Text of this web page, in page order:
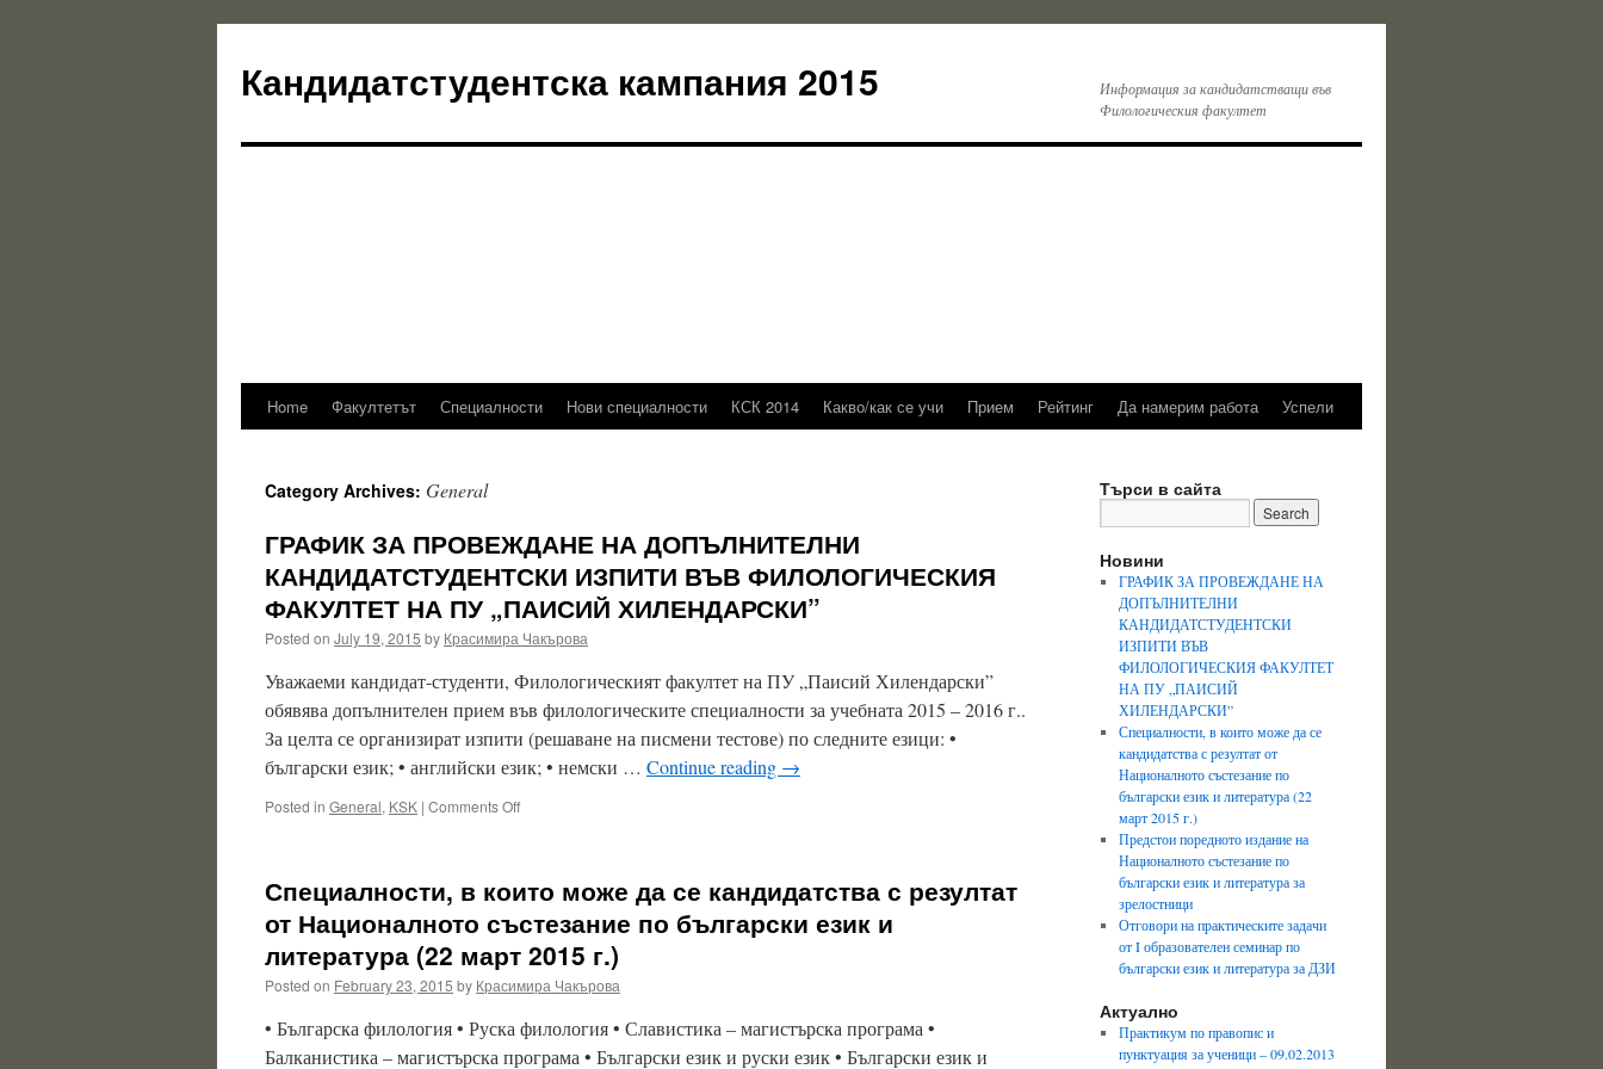
Кандидатстудентска кампания 2015
Информация за кандидатстващи във
Филологическия факултет
Skip
content
Home Факултетът Специалности Нови специалности КСК 2014 Какво/как се учи Прием Рейтинг Да намерим работа Успели
Category Archives: General
ГРАФИК ЗА ПРОВЕЖДАНЕ НА ДОПЪЛНИТЕЛНИ
КАНДИДАТСТУДЕНТСКИ ИЗПИТИ ВЪВ ФИЛОЛОГИЧЕСКИЯ
ФАКУЛТЕТ НА ПУ „ПАИСИЙ ХИЛЕНДАРСКИ”
Posted on July 19, 2015 by Красимира Чакърова
Уважаеми кандидат-студенти, Филологическият факултет на ПУ „Паисий Хилендарски”
обявява допълнителен прием във филологическите специалности за учебната 2015 – 2016 г..
За целта се организират изпити (решаване на писмени тестове) по следните езици: •
български език; • английски език; • немски … Continue reading →
Posted in General, KSK | Comments Offon
НА
ДОПЪЛНИТЕЛНИ
КАНДИДАТСТУДЕНТСКИ
ИЗПИТИ
ФИЛОЛОГИЧЕСКИЯ
ФАКУЛТЕТ
НА
ПУ
Специалности, в които може да се кандидатства с резултат
от Националното състезание по български език и
литература (22 март 2015 г.)
Posted on February 23, 2015 by Красимира Чакърова
• Българска филология • Руска филология • Славистика – магистърска програма •
Балканистика – магистърска програма • Български език и руски език • Български език и
Търси в сайта
Новини
ГРАФИК ЗА ПРОВЕЖДАНЕ НА
ДОПЪЛНИТЕЛНИ
КАНДИДАТСТУДЕНТСКИ
ИЗПИТИ ВЪВ
ФИЛОЛОГИЧЕСКИЯ ФАКУЛТЕТ
НА ПУ „ПАИСИЙ
ХИЛЕНДАРСКИ”
Специалности, в които може да се
кандидатства с резултат от
Националното състезание по
български език и литература (22
март 2015 г.)
Предстои поредното издание на
Националното състезание по
български език и литература за
зрелостници
Отговори на практическите задачи
от I образователен семинар по
български език и литература за ДЗИ
Актуално
Практикум по правопис и
пунктуация за ученици – 09.02.2013